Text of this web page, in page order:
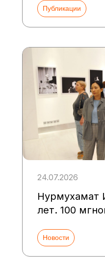
Публикации
24.07.2026
Нурмухамат
лет. 100
Новости